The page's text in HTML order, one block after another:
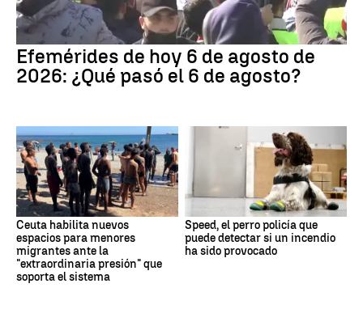
Efemérides de hoy 6 de agosto de
2026: ¿Qué pasó el 6 de agosto?
Ceuta habilita nuevos
espacios para menores
migrantes ante la
"extraordinaria presión" que
soporta el sistema
Speed, el perro policía que
puede detectar si un incendio
ha sido provocado